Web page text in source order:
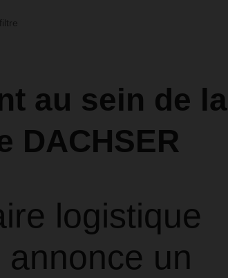
au sein de la
DACHSER
logistique
un